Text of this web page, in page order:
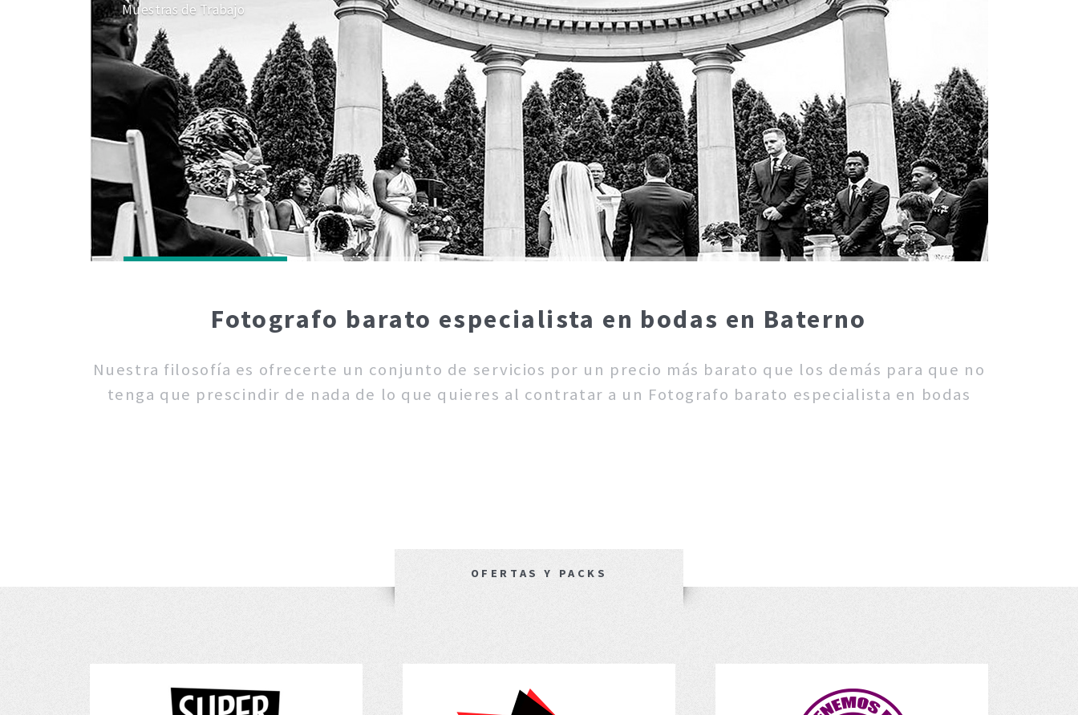
Muestras de Trabajo
Fotografo barato especialista en bodas en Baterno
Nuestra filosofía es ofrecerte un conjunto de servicios por un precio más barato que los demás para que no
tenga que prescindir de nada de lo que quieres al contratar a un Fotografo barato especialista en bodas
OFERTAS Y PACKS